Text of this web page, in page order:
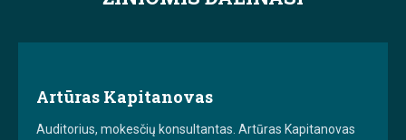
Artūras Kapitanovas
Auditorius, mokesčių konsultantas. Artūras Kapitanovas